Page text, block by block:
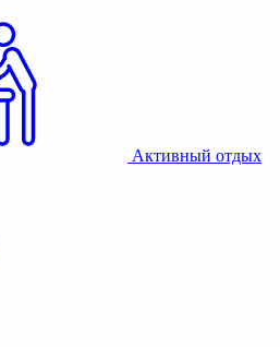
Активный отдых